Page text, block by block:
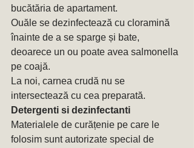
bucătăria de apartament.
Ouăle se dezinfectează cu cloramină
înainte de a se sparge și bate,
deoarece un ou poate avea salmonella
pe coajă.
La noi, carnea crudă nu se
intersectează cu cea preparată.
Detergenti si dezinfectanti
Materialele de curățenie pe care le
folosim sunt autorizate special de